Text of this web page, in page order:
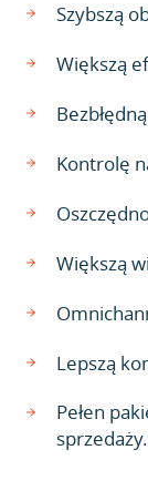
Szybszą
Większą
Kontrolę
Większą
Lepszą
Pełen
sprzedaży.